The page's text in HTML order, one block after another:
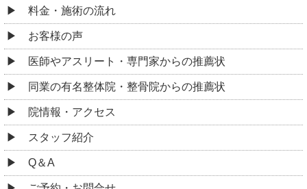
料金・施術の流れ
お客様の声
医師やアスリート・専門家からの推薦状
同業の有名整体院・整骨院からの推薦状
院情報・アクセス
スタッフ紹介
Q＆A